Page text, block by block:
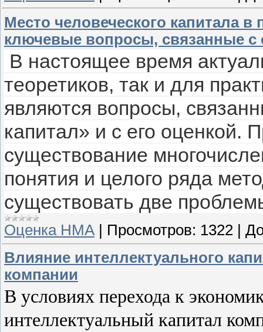
Место человеческого капитала в
ключевые вопросы, связанные с
В настоящее время
теоретиков, так и для
являются вопросы,
капитал» и с его оценкой.
существование
понятия и целого ряда
существовать две
Оценка НМА | Просмотров: 1322 |
Влияние интеллектуального
компании
В условиях перехода к
интеллектуальный капитал